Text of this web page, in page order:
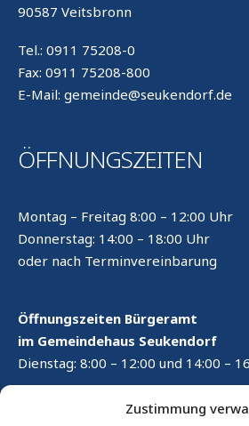
Zustimmung
90587 Veitsbronn
Tel.: 0911 75208-0
Fax: 0911 75208-800
E-Mail: gemeinde@seukendorf.de
ÖFFNUNGSZEITEN
Montag – Freitag 8:00 – 12:00 Uhr
Donnerstag: 14:00 – 18:00 Uhr
oder nach Terminvereinbarung
Öffnungszeiten Bürgeramt
im Gemeindehaus Seukendorf
Dienstag: 8:00 – 12:00 und 14:00 –
RECHTLICHES